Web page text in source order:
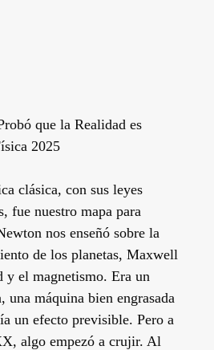
que la Realidad es
2025
clásica, con sus leyes
fue nuestro mapa para
nos enseñó sobre la
de los planetas, Maxwell
el magnetismo. Era un
una máquina bien engrasada
un efecto previsible. Pero a
algo empezó a crujir. Al